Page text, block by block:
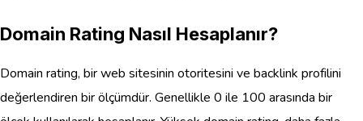
Domain Rating Nasıl Hesaplanır?
Domain rating, bir web sitesinin otoritesini ve backlink profilini
değerlendiren bir ölçümdür. Genellikle 0 ile 100 arasında bir